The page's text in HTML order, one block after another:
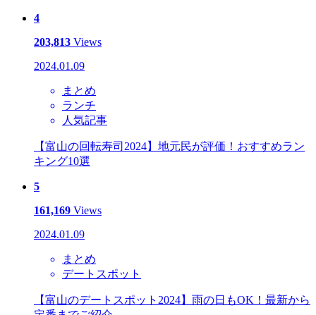
4
203,813 Views
2024.01.09
まとめ
ランチ
人気記事
【富山の回転寿司2024】地元民が評価！おすすめラン
キング10選
5
161,169 Views
2024.01.09
まとめ
デートスポット
【富山のデートスポット2024】雨の日もOK！最新から